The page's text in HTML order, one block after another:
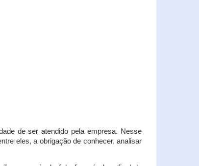
de ser atendido pela empresa. Nesse
eles, a obrigação de conhecer, analisar